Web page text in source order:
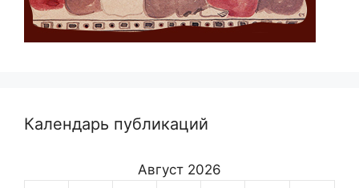
Календарь публикаций
Август 2026